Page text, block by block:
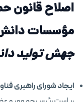
اصلاح قانون
مؤسسات
جهش تولید
ایجاد شورای راهبری